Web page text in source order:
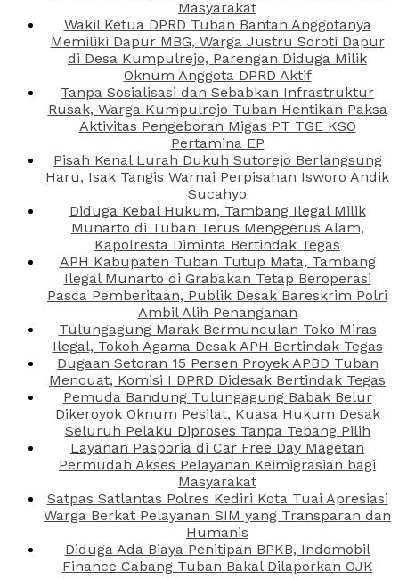
Masyarakat
Wakil Ketua DPRD Tuban Bantah Anggotanya
Memiliki Dapur MBG, Warga Justru Soroti Dapur
di Desa Kumpulrejo, Parengan Diduga Milik
Oknum Anggota DPRD Aktif
Tanpa Sosialisasi dan Sebabkan Infrastruktur
Rusak, Warga Kumpulrejo Tuban Hentikan Paksa
Aktivitas Pengeboran Migas PT TGE KSO
Pertamina EP
Pisah Kenal Lurah Dukuh Sutorejo Berlangsung
Haru, Isak Tangis Warnai Perpisahan Isworo Andik
Sucahyo
Diduga Kebal Hukum, Tambang Ilegal Milik
Munarto di Tuban Terus Menggerus Alam,
Kapolresta Diminta Bertindak Tegas
APH Kabupaten Tuban Tutup Mata, Tambang
Ilegal Munarto di Grabakan Tetap Beroperasi
Pasca Pemberitaan, Publik Desak Bareskrim Polri
Ambil Alih Penanganan
Tulungagung Marak Bermunculan Toko Miras
Ilegal, Tokoh Agama Desak APH Bertindak Tegas
Dugaan Setoran 15 Persen Proyek APBD Tuban
Mencuat, Komisi I DPRD Didesak Bertindak Tegas
Pemuda Bandung Tulungagung Babak Belur
Dikeroyok Oknum Pesilat, Kuasa Hukum Desak
Seluruh Pelaku Diproses Tanpa Tebang Pilih
Layanan Pasporia di Car Free Day Magetan
Permudah Akses Pelayanan Keimigrasian bagi
Masyarakat
Satpas Satlantas Polres Kediri Kota Tuai Apresiasi
Warga Berkat Pelayanan SIM yang Transparan dan
Humanis
Diduga Ada Biaya Penitipan BPKB, Indomobil
Finance Cabang Tuban Bakal Dilaporkan OJK